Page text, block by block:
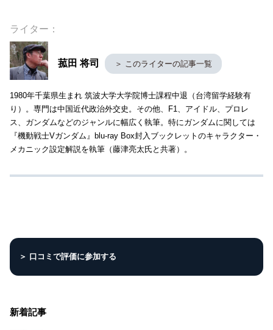
ライター：
菰田 将司 ＞ このライターの記事一覧
1980年千葉県生まれ 筑波大学大学院博士課程中退（台湾留学経験有
り）。専門は中国近代政治外交史。その他、F1、アイドル、プロレ
ス、ガンダムなどのジャンルに幅広く執筆。特にガンダムに関しては
『機動戦士Vガンダム』blu-ray Box封入ブックレットのキャラクター・
メカニック設定解説を執筆（藤津亮太氏と共著）。
＞ 口コミで評価に参加する
新着記事